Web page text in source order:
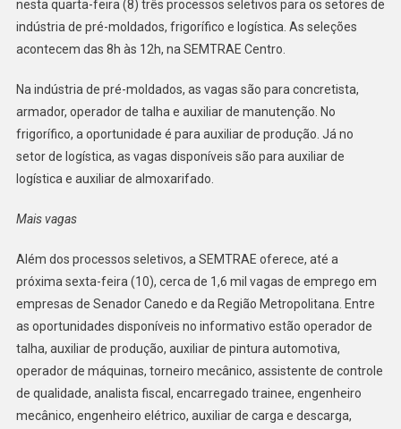
Quarta-
Feira
(8)
nesta quarta-feira (8) três processos seletivos para os setores de
indústria de pré-moldados, frigorífico e logística. As seleções
acontecem das 8h às 12h, na SEMTRAE Centro.
Na indústria de pré-moldados, as vagas são para concretista,
armador, operador de talha e auxiliar de manutenção. No
frigorífico, a oportunidade é para auxiliar de produção. Já no
setor de logística, as vagas disponíveis são para auxiliar de
logística e auxiliar de almoxarifado.
Mais vagas
Além dos processos seletivos, a SEMTRAE oferece, até a
próxima sexta-feira (10), cerca de 1,6 mil vagas de emprego em
empresas de Senador Canedo e da Região Metropolitana. Entre
as oportunidades disponíveis no informativo estão operador de
talha, auxiliar de produção, auxiliar de pintura automotiva,
operador de máquinas, torneiro mecânico, assistente de controle
de qualidade, analista fiscal, encarregado trainee, engenheiro
mecânico, engenheiro elétrico, auxiliar de carga e descarga,